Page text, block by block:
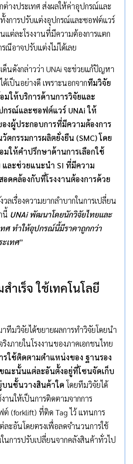
ต่างประเทศ ส่งผลให้ค่าอุปกรณ์และ
งการปรับแต่งอุปกรณ์และซอฟต์แวร์
แต่ละโรงงานที่มีความต้องการแตก
ณีอาจปรับแต่งไม่ได้เลย
ด็นดังกล่าวว่า UNAi จะช่วยแก้ปัญหา
เป็นอย่างดี เพราะนอกจากทีมวิจัย
มให้บริการด้านการวิจัยและ
รณ์และซอฟต์แวร์ UNAi ให้
งผู้ประกอบการที่มีความต้องการ
ตกรรมการผลิตยั่งยืน (SMC)โดย
มให้คำปรึกษาด้านการเลือกใช้
และช่วยแนะนำ SI ที่มีความ
ดคล้องกับที่โรงงานต้องการด้วย
ลเรื่องความยากลำบากในการเปลี่ยน
นี้ UNAiพัฒนาโดยนักวิจัยไทยและ
ทศ ทำให้อุปกรณ์นี้มีราคาถูกกว่า
ะเทศ”
ำเร็จ ใช้เทคโนโลยี
ทีมวิจัยได้ขยายผลการทำวิจัยโดยนำ
งภายในโรงงานของภาคเอกชนไทย
รใช้ติดตามตำแหน่งของ ฐานรอง
ณะนั้นแต่ละอันตั้งอยู่ที่โซนจัดเก็บ
นชั้นวางสินค้าใด โดยทีมวิจัยได้
านให้เป็นการติดตามจากการ
(forklift) ที่ติด Tag ไว้ แทนการ
ะอันโดยตรงเพื่อลดจำนวนการใช้
นการปรับเปลี่ยนจากคลังสินค้าทั่วไป